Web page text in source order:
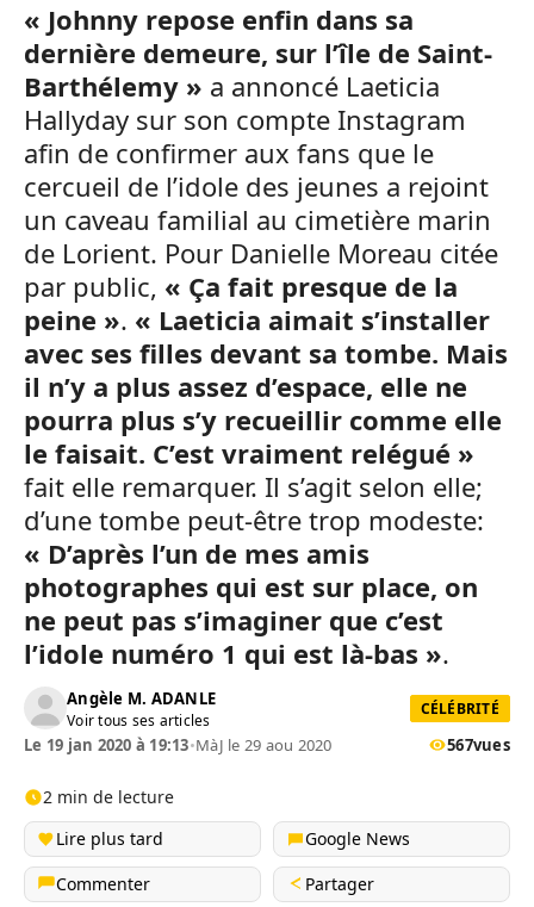
« Johnny repose enfin dans sa
dernière demeure, sur l’île de Saint-
Barthélemy » a annoncé Laeticia
Hallyday sur son compte Instagram
afin de confirmer aux fans que le
cercueil de l’idole des jeunes a rejoint
un caveau familial au cimetière marin
de Lorient. Pour Danielle Moreau citée
par public, « Ça fait presque de la
peine ». « Laeticia aimait s’installer
avec ses filles devant sa tombe. Mais
il n’y a plus assez d’espace, elle ne
pourra plus s’y recueillir comme elle
le faisait. C’est vraiment relégué »
fait elle remarquer. Il s’agit selon elle;
d’une tombe peut-être trop modeste:
« D’après l’un de mes amis
photographes qui est sur place, on
ne peut pas s’imaginer que c’est
l’idole numéro 1 qui est là-bas ».
Angèle M. ADANLE
Voir tous ses articles
CÉLÉBRITÉ
Le 19 jan 2020 à 19:13•MàJ le 29 aou 2020 567vues
2 min de lecture
Lire plus tard
Google News
Commenter
Partager